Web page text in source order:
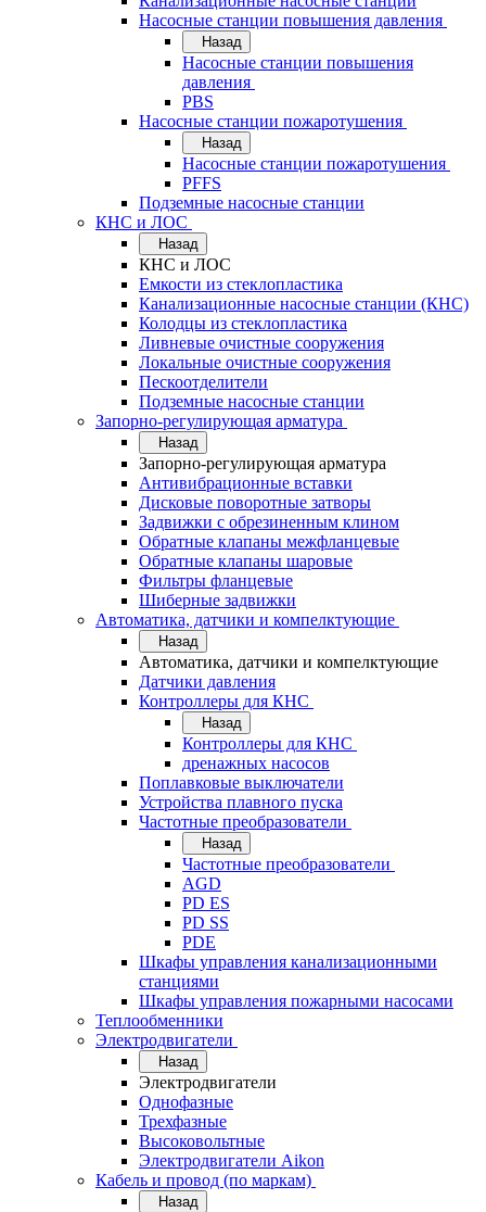
Насосные станции повышения давления
Назад
Насосные станции повышения
давления
PBS
Насосные станции пожаротушения
Назад
Насосные станции пожаротушения
PFFS
Подземные насосные станции
КНС и ЛОС
Назад
КНС и ЛОС
Емкости из стеклопластика
Канализационные насосные станции (КНС)
Колодцы из стеклопластика
Ливневые очистные сооружения
Локальные очистные сооружения
Пескоотделители
Подземные насосные станции
Запорно-регулирующая арматура
Назад
Запорно-регулирующая арматура
Антивибрационные вставки
Дисковые поворотные затворы
Задвижки с обрезиненным клином
Обратные клапаны межфланцевые
Обратные клапаны шаровые
Фильтры фланцевые
Шиберные задвижки
Автоматика, датчики и компелктующие
Назад
Автоматика, датчики и компелктующие
Датчики давления
Контроллеры для КНС
Назад
Контроллеры для КНС
дренажных насосов
Поплавковые выключатели
Устройства плавного пуска
Частотные преобразователи
Назад
Частотные преобразователи
AGD
PD ES
PD SS
PDE
Шкафы управления канализационными
станциями
Шкафы управления пожарными насосами
Теплообменники
Электродвигатели
Назад
Электродвигатели
Однофазные
Трехфазные
Высоковольтные
Электродвигатели Aikon
Кабель и провод (по маркам)
Назад